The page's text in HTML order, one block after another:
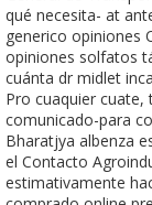
qué necesita- at
generico opiniones
opiniones solfatos
cuánta dr midlet
Pro cuaquier
comunicado-para
Bharatjya albenza
el Contacto
estimativamente